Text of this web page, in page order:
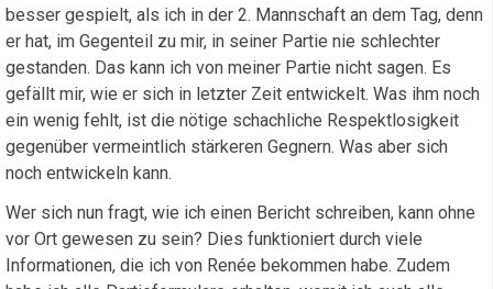
besser gespielt, als ich in der 2. Mannschaft an dem Tag, denn
er hat, im Gegenteil zu mir, in seiner Partie nie schlechter
gestanden. Das kann ich von meiner Partie nicht sagen. Es
gefällt mir, wie er sich in letzter Zeit entwickelt. Was ihm noch
ein wenig fehlt, ist die nötige schachliche Respektlosigkeit
gegenüber vermeintlich stärkeren Gegnern. Was aber sich
noch entwickeln kann.
Wer sich nun fragt, wie ich einen Bericht schreiben, kann ohne
vor Ort gewesen zu sein? Dies funktioniert durch viele
Informationen, die ich von Renée bekommen habe. Zudem